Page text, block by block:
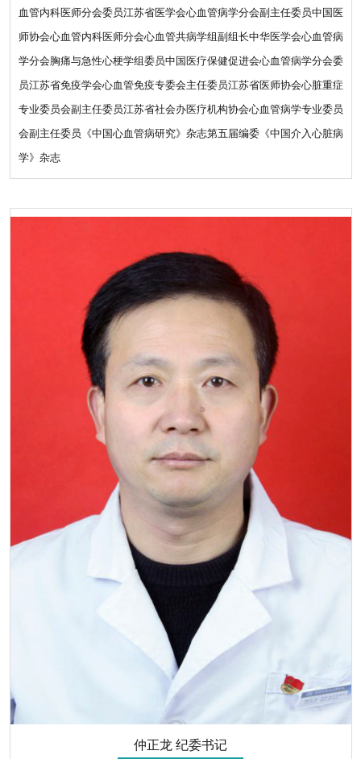
血管内科医师分会委员江苏省医学会心血管病学分会副主任委员中国医
师协会心血管内科医师分会心血管共病学组副组长中华医学会心血管病
学分会胸痛与急性心梗学组委员中国医疗保健促进会心血管病学分会委
员江苏省免疫学会心血管免疫专委会主任委员江苏省医师协会心脏重症
专业委员会副主任委员江苏省社会办医疗机构协会心血管病学专业委员
会副主任委员《中国心血管病研究》杂志第五届编委《中国介入心脏病
学》杂志
仲正龙 纪委书记